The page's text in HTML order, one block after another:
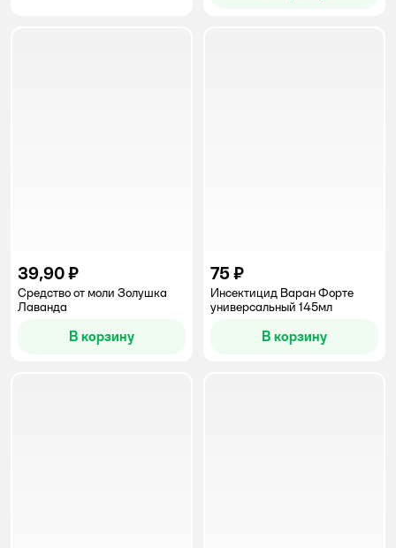
39,90 ₽
Средство от моли Золушка
Лаванда
В корзину
75 ₽
Инсектицид Варан Форте
универсальный 145мл
В корзину